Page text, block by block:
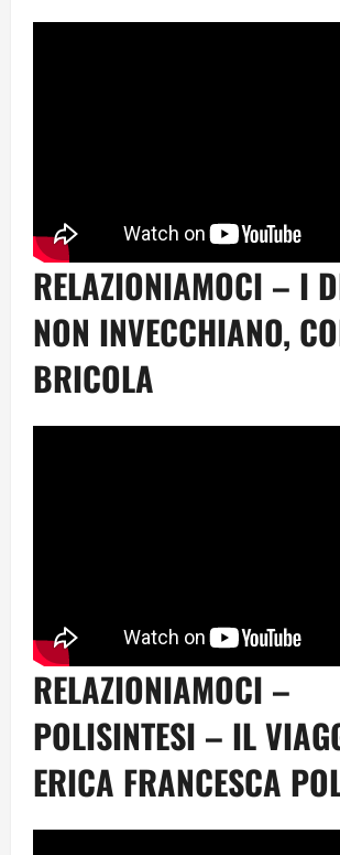
RELAZIONIAMOCI – I
NON INVECCHIANO,
BRICOLA
RELAZIONIAMOCI –
POLISINTESI – IL
ERICA FRANCESCA